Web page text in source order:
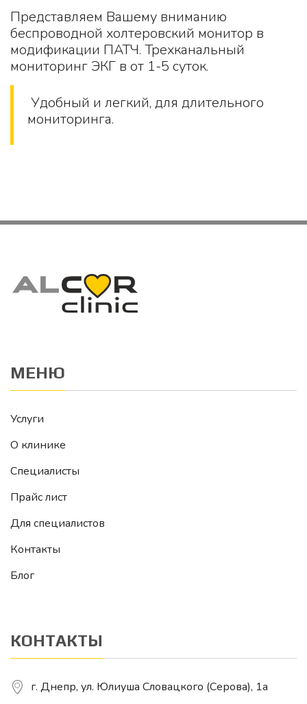
Представляем Вашему вниманию
беспроводной холтеровский монитор в
модификации ПАТЧ. Трехканальный
мониторинг ЭКГ в от 1-5 суток.
Удобный и легкий, для длительного
мониторинга.
МЕНЮ
Услуги
О клинике
Специалисты
Прайс лист
Для специалистов
Контакты
Блог
КОНТАКТЫ
г. Днепр, ул. Юлиуша Словацкого (Серова), 1a